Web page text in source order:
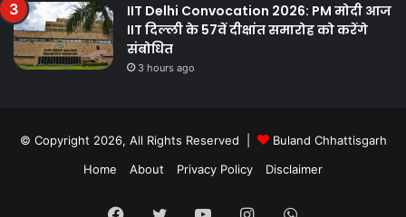
IIT Delhi Convocation 2026: PM मोदी आज
IIT दिल्ली के 57वें दीक्षांत समारोह को करेंगे
संबोधित
3 hours ago
© Copyright 2026, All Rights Reserved |
Buland Chhattisgarh
Home
About Privacy Policy Disclaimer